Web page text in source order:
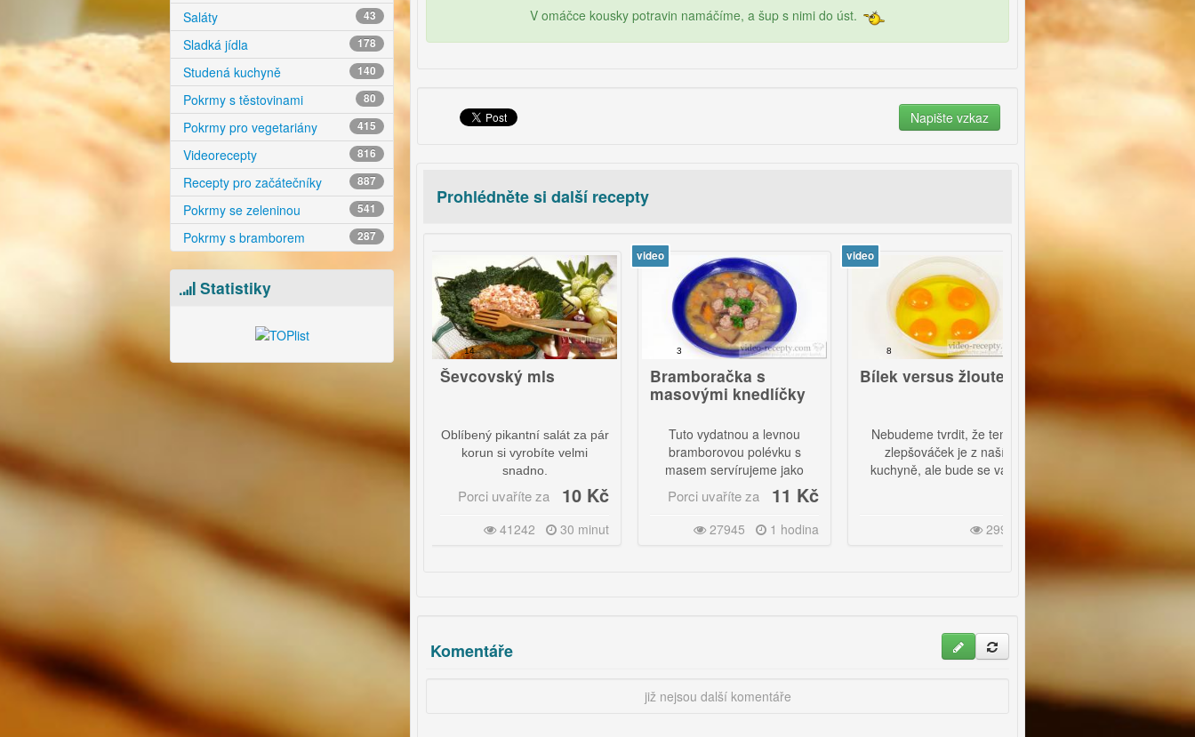
Saláty 43
Sladká jídla 178
Studená kuchyně 140
Pokrmy s těstovinami 80
Pokrmy pro vegetariány 415
Videorecepty 816
Recepty pro začátečníky 887
Pokrmy se zeleninou 541
Pokrmy s bramborem 287
Statistiky
V omáčce kousky potravin namáčíme, a šup s nimi do úst.
Prohlédněte si další recepty
video
Jednoduchý
sušenkový ovocný
cheesecake
Korpus samozřejmě můžeme
ozdobit jakýmkoliv ovocem,
nebo přelít různými ovocnými,
nebo čokoládovými
Cheesecake můžeme podle
45785
Ševcovský mls
Oblíbený pikantní salát za pár
korun si vyrobíte velmi
Porci uvaříte za 10 Kč
30 minut
video
Bramboračka s
masovými knedlíčky
Tuto vydatnou a levnou
bramborovou polévku s
masem servírujeme jako
hlavní jídlo. |
knedlíčky se servíruje jako
Porci uvaříte za 11 Kč
1 hodina
video
Bílek versus žloutek
Nebudeme tvrdit, že tento
zlepšováček je z naší
kuchyně, ale bude se vám
Francouzské
Výborné francouzské
33910
Komentáře
již nejsou další komentáře